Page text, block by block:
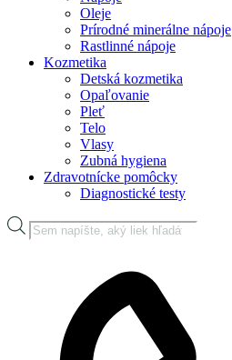
Oleje
Prírodné minerálne nápoje
Rastlinné nápoje
Kozmetika
Detská kozmetika
Opaľovanie
Pleť
Telo
Vlasy
Zubná hygiena
Zdravotnícke pomôcky
Diagnostické testy
Products
search